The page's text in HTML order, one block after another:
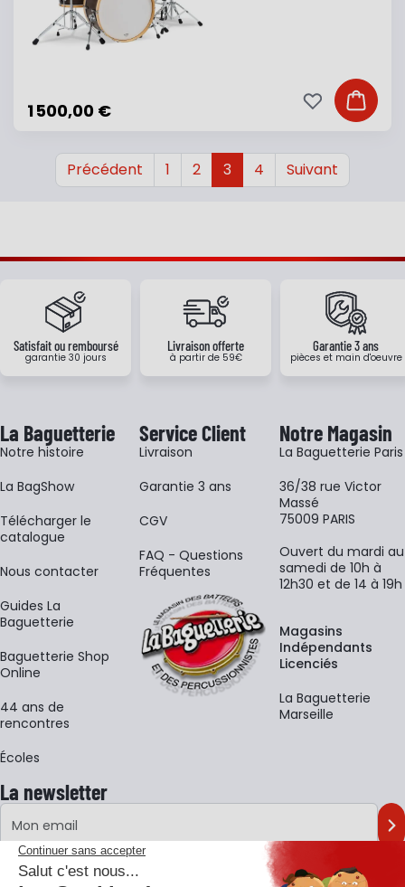
1 500,00 € Ajouter
Ajouter à ma
Précédent 1 2 3 4 Suivant
Satisfait ou remboursé
garantie 30 jours
Livraison offerte
à partir de 59€
Garantie 3 ans
pièces et main d'oeuvre
La Baguetterie
Notre histoire
La BagShow
​Télécharger le
catalogue
Nous contacter
Guides La
Baguetterie
Baguetterie Shop
Online
44 ans de
rencontres
Écoles
Service Client
Livraison
Garantie 3 ans
CGV
FAQ - Questions
Fréquentes
Notre Magasin
La Baguetterie Paris
36/38 rue Victor
Massé
75009 PARIS
Ouvert du mardi au
samedi de 10h à
12h30 et de 14 à 19h
Magasins
Indépendants
Licenciés
La Baguetterie
Marseille
La newsletter
Adresse e-mail
En vous inscrivant à notre newsletter, vous acceptez notre
confidentialité.